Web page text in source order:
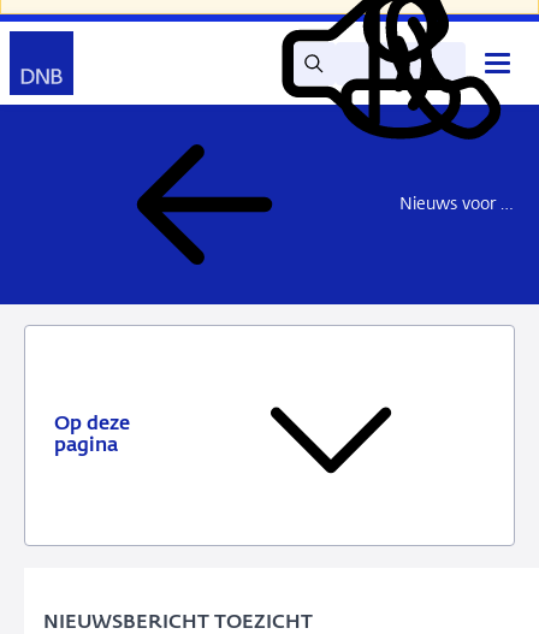
Zoek Lees
voor
Mijn
DNB
Contact
Nieuws voor de sector
Op deze
pagina
NIEUWSBERICHT TOEZICHT